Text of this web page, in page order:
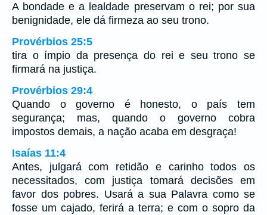
A bondade e a lealdade preservam o rei; por sua
benignidade, ele dá firmeza ao seu trono.
Provérbios 25:5
tira o ímpio da presença do rei e seu trono se
firmará na justiça.
Provérbios 29:4
Quando o governo é honesto, o país tem
segurança; mas, quando o governo cobra
impostos demais, a nação acaba em desgraça!
Isaías 11:4
Antes, julgará com retidão e carinho todos os
necessitados, com justiça tomará decisões em
favor dos pobres. Usará a sua Palavra como se
fosse um cajado, ferirá a terra; e com o sopro da